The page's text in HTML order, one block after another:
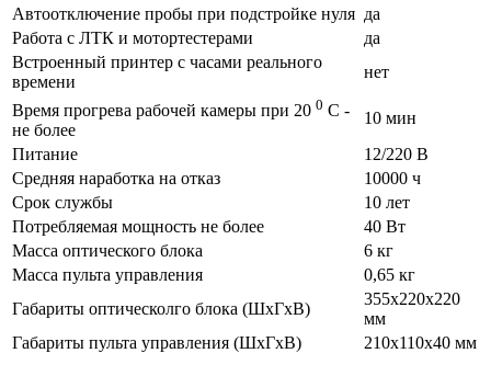
Автоотключение пробы при подстройке нуля да
Работа с ЛТК и мотортестерами
да
Встроенный принтер с часами реального
времени
нет
Время прогрева рабочей камеры при 20 0 С -
не более
10 мин
Питание
12/220 В
Средняя наработка на отказ
10000 ч
Срок службы
10 лет
Потребляемая мощность не более
40 Вт
Масса оптического блока
6 кг
Масса пульта управления
0,65 кг
Габариты оптическолго блока (ШхГхВ)
355х220х220
мм
Габариты пульта управления (ШхГхВ)
210х110х40 мм